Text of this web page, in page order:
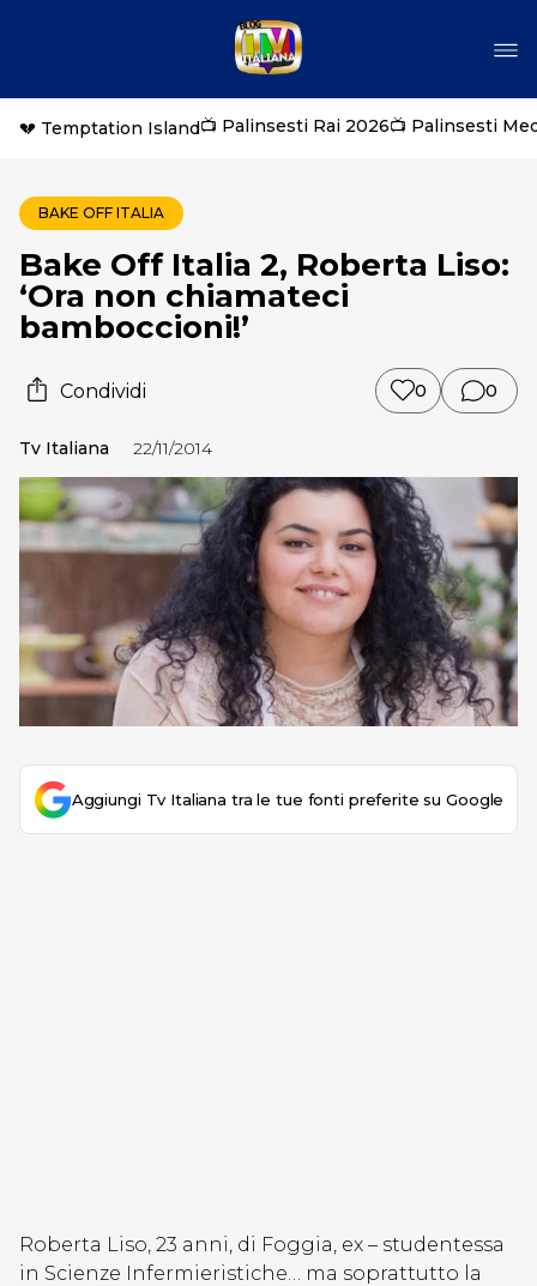
💔 Temptation Island📺 Palinsesti Rai 2026📺 Palinsesti
BAKE OFF ITALIA
Bake Off Italia 2, Roberta Liso:
‘Ora non chiamateci
bamboccioni!’
Condividi 0 0
Tv Italiana 22/11/2014
Aggiungi Tv Italiana tra le tue fonti preferite su Google
Roberta Liso, 23 anni, di Foggia, ex – studentessa
in Scienze Infermieristiche… ma soprattutto la